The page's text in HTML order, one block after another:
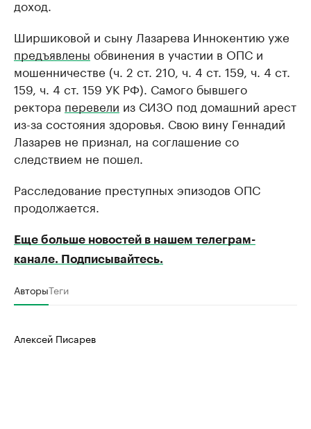
доход.
Ширшиковой и сыну Лазарева Иннокентию уже
предъявлены обвинения в участии в ОПС и
мошенничестве (ч. 2 ст. 210, ч. 4 ст. 159, ч. 4 ст.
159, ч. 4 ст. 159 УК РФ). Самого бывшего
ректора перевели из СИЗО под домашний арест
из-за состояния здоровья. Свою вину Геннадий
Лазарев не признал, на соглашение со
следствием не пошел.
Расследование преступных эпизодов ОПС
продолжается.
Еще больше новостей в нашем телеграм-
канале. Подписывайтесь.
АвторыТеги
Алексей Писарев